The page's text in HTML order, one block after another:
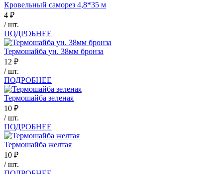
Кровельный саморез 4,8*35 м
4 ₽
/ шт.
ПОДРОБНЕЕ
Термошайба ун. 38мм бронза
12 ₽
/ шт.
ПОДРОБНЕЕ
Термошайба зеленая
10 ₽
/ шт.
ПОДРОБНЕЕ
Термошайба желтая
10 ₽
/ шт.